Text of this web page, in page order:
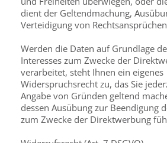
dient der Geltend­machung,
Verteidigung von
Werden die Daten auf Grundlage
Interesses zum Zwecke der
verarbeitet, steht Ihnen ein eigenes
Widerspruchsrecht zu, das Sie
Angabe von Gründen geltend
dessen Ausübung zur Beendigung
zum Zwecke der Direktwerbung